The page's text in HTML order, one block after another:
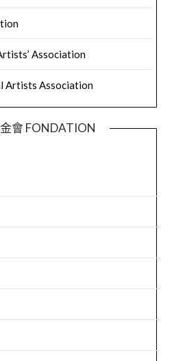
Association
Artists Association
會 FONDATION